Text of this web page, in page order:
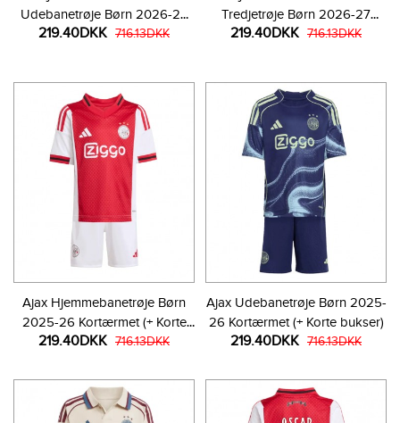
Udebanetrøje Børn 2026-27
Kortærmet (+ Korte bukser)
219.40DKK 716.13DKK
Tredjetrøje Børn 2026-27
Kortærmet (+ Korte bukser)
219.40DKK 716.13DKK
Ajax Hjemmebanetrøje Børn
2025-26 Kortærmet (+ Korte
bukser)
219.40DKK 716.13DKK
Ajax Udebanetrøje Børn 2025-
26 Kortærmet (+ Korte bukser)
219.40DKK 716.13DKK